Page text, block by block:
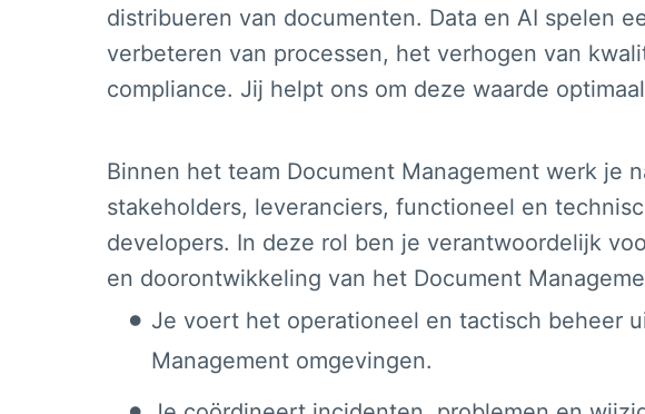
distribueren van documenten. Data en AI spelen
verbeteren van processen, het verhogen van
compliance. Jij helpt ons om deze waarde
Binnen het team Document Management werk je
stakeholders, leveranciers, functioneel en
developers. In deze rol ben je verantwoordelijk
en doorontwikkeling van het Document
Je voert het operationeel en tactisch beheer
Management omgevingen.